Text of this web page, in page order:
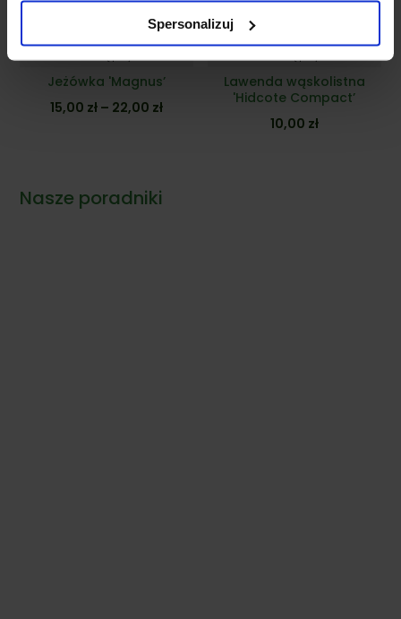
Spersonalizuj
Jeżówka 'Magnus’
15,00 zł – 22,00 złZakres
Lawenda wąskolistna
'Hidcote Compact’
10,00 zł
Nasze poradniki